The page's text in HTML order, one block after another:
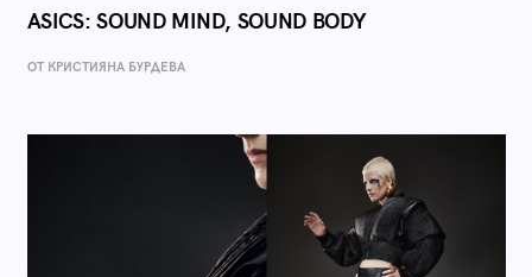
ASICS: SOUND MIND, SOUND BODY
ОТ КРИСТИЯНА БУРДЕВА